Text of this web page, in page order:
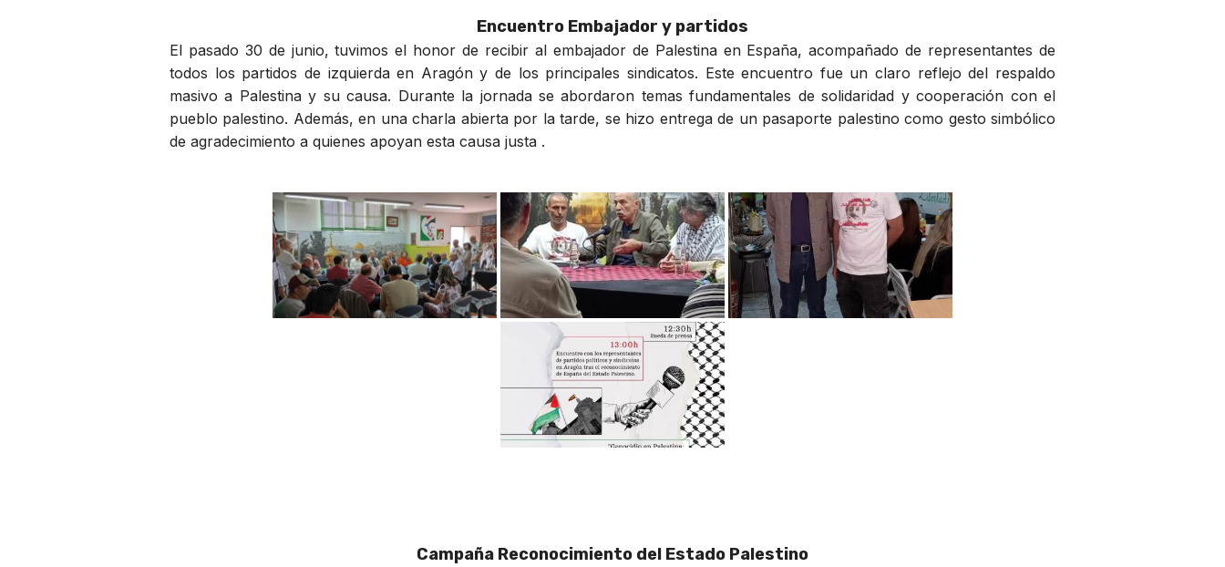
Encuentro Embajador y partidos
El pasado 30 de junio, tuvimos el honor de recibir al embajador de Palestina en España, acompañado de representantes de
todos los partidos de izquierda en Aragón y de los principales sindicatos. Este encuentro fue un claro reflejo del respaldo
masivo a Palestina y su causa. Durante la jornada se abordaron temas fundamentales de solidaridad y cooperación con el
pueblo palestino. Además, en una charla abierta por la tarde, se hizo entrega de un pasaporte palestino como gesto simbólico
de agradecimiento a quienes apoyan esta causa justa .
Campaña Reconocimiento del Estado Palestino